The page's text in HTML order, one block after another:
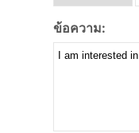
ข้อความ: